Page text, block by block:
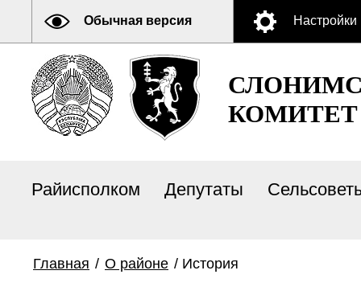
Обычная версия Настройки
КОМИТЕТ
Райисполком Депутаты
Главная / О районе / История